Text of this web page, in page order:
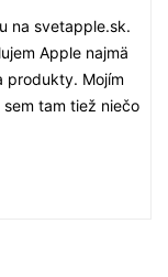
na svetapple.sk.
Apple najmä
produkty. Mojím
tam tiež niečo